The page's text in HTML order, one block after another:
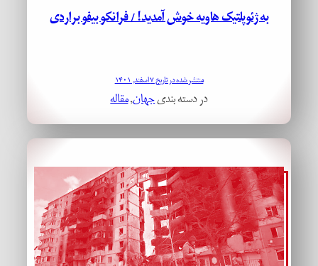
به ژئوپلتیک هاویه خوش آمدید! / فرانکو بیفو براردی
منتشر شده در تاریخ ۷ اسفند, ۱۴۰۱
در دسته بندیجهان, مقاله